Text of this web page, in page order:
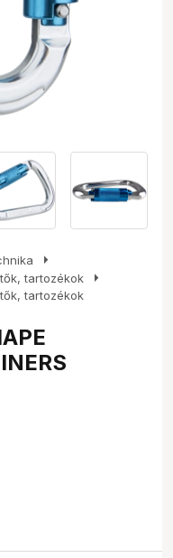
arrow_right
tartozékok arrow_right
tartozékok